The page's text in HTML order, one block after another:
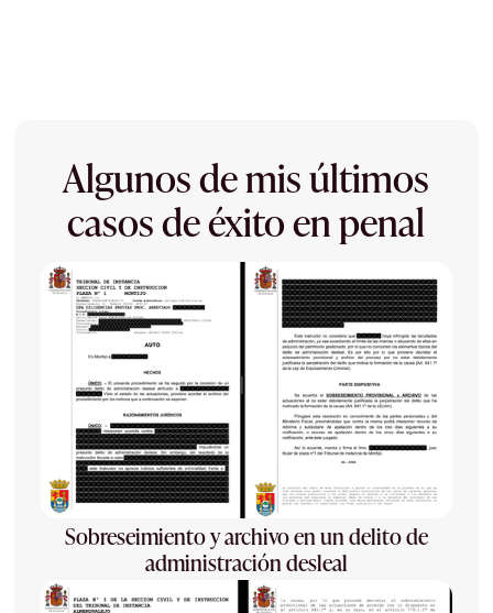
Algunos de mis últimos
casos de éxito en penal
Sobreseimiento y archivo en un delito de
administración desleal